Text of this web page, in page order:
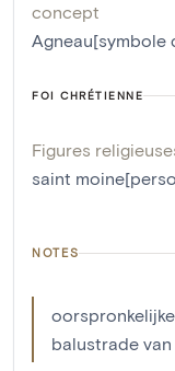
concept
Agneau[symbole
FOI CHRÉTIENNE
Figures
saint
NOTES
balustrade van